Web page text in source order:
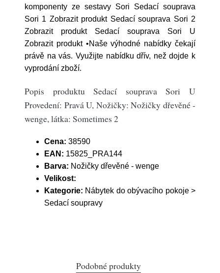
komponenty ze sestavy Sori Sedací souprava
Sori 1 Zobrazit produkt Sedací souprava Sori 2
Zobrazit produkt Sedací souprava Sori U
Zobrazit produkt •Naše výhodné nabídky čekají
právě na vás. Využijte nabídku dřív, než dojde k
vyprodání zboží.
Popis produktu Sedací souprava Sori U
Provedení: Pravá U, Nožičky: Nožičky dřevěné -
wenge, látka: Sometimes 2
Cena: 38590
EAN: 15825_PRA144
Barva: Nožičky dřevěné - wenge
Velikost:
Kategorie: Nábytek do obývacího pokoje >
Sedací soupravy
Podobné produkty